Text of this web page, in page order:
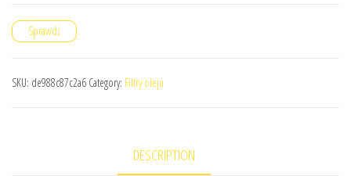
Sprawdź
SKU: de988c87c2a6 Category: Filtry oleju
DESCRIPTION